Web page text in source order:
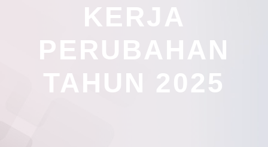
KERJA
PERUBAHAN
TAHUN 2025